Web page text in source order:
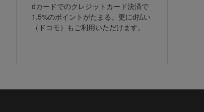
dカードでのクレジットカード決済で
1.5%のポイントがたまる。更にd払い
（ドコモ）もご利用いただけます。